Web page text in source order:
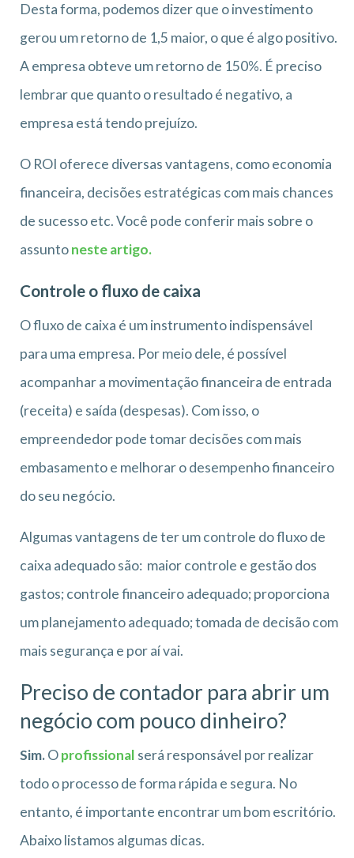
Desta forma, podemos dizer que o investimento
gerou um retorno de 1,5 maior, o que é algo positivo.
A empresa obteve um retorno de 150%. É preciso
lembrar que quanto o resultado é negativo, a
empresa está tendo prejuízo.
O ROI oferece diversas vantagens, como economia
financeira, decisões estratégicas com mais chances
de sucesso etc. Você pode conferir mais sobre o
assuntoneste artigo.
Controle o fluxo de caixa
O fluxo de caixa é um instrumento indispensável
para uma empresa. Por meio dele, é possível
acompanhar a movimentação financeira de entrada
(receita) e saída (despesas). Com isso, o
empreendedor pode tomar decisões com mais
embasamento e melhorar o desempenho financeiro
do seu negócio.
Algumas vantagens de ter um controle do fluxo de
caixa adequado são: maior controle e gestão dos
gastos; controle financeiro adequado; proporciona
um planejamento adequado; tomada de decisão com
mais segurança e por aí vai.
Preciso de contador para abrir um
negócio com pouco dinheiro?
Sim.Oprofissional será responsável por realizar
todo o processo de forma rápida e segura. No
entanto, é importante encontrar um bom escritório.
Abaixo listamos algumas dicas.